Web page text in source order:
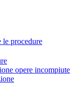
le procedure
opere incompiute